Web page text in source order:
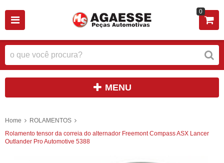
0
MENU
Home
ROLAMENTOS
Rolamento tensor da correia do alternador Freemont Compass ASX Lancer
Outlander Pro Automotive 5388